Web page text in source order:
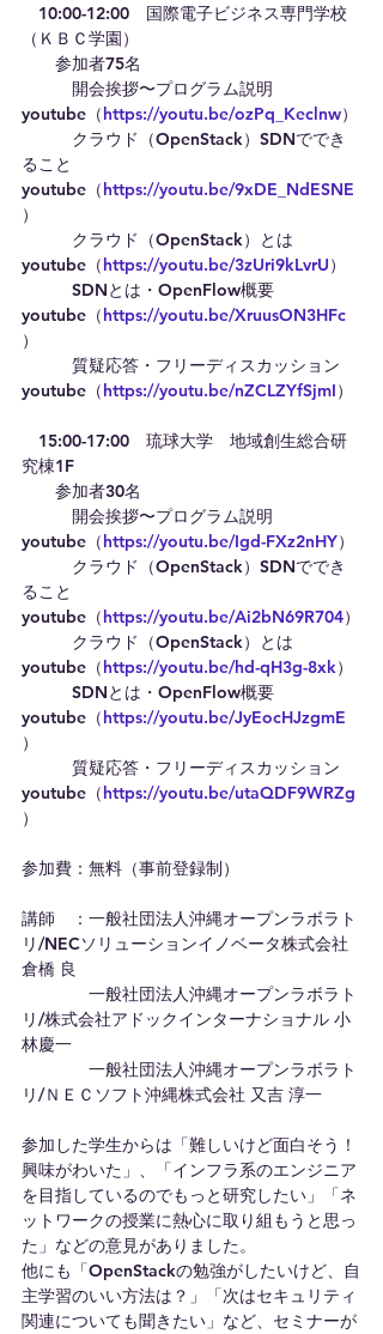
10:00-12:00　国際電子ビジネス専門学校
（ＫＢＣ学園）
参加者75名
開会挨拶〜プログラム説明
youtube（https://youtu.be/ozPq_Keclnw）
クラウド（OpenStack）SDNででき
ること
youtube（https://youtu.be/9xDE_NdESNE
）
クラウド（OpenStack）とは
youtube（https://youtu.be/3zUri9kLvrU）
SDNとは・OpenFlow概要
youtube（https://youtu.be/XruusON3HFc
）
質疑応答・フリーディスカッション
youtube（https://youtu.be/nZCLZYfSjmI）
15:00-17:00　琉球大学　地域創生総合研
究棟1F
参加者30名
開会挨拶〜プログラム説明
youtube（https://youtu.be/Igd-FXz2nHY）
クラウド（OpenStack）SDNででき
ること
youtube（https://youtu.be/Ai2bN69R704）
クラウド（OpenStack）とは
youtube（https://youtu.be/hd-qH3g-8xk）
SDNとは・OpenFlow概要
youtube（https://youtu.be/JyEocHJzgmE
）
質疑応答・フリーディスカッション
youtube（https://youtu.be/utaQDF9WRZg
）
参加費：無料（事前登録制）
講師　：一般社団法人沖縄オープンラボラト
リ/NECソリューションイノベータ株式会社
倉橋 良
一般社団法人沖縄オープンラボラト
リ/株式会社アドックインターナショナル 小
林慶一
一般社団法人沖縄オープンラボラト
リ/ＮＥＣソフト沖縄株式会社 又吉 淳一
参加した学生からは「難しいけど面白そう！
興味がわいた」、「インフラ系のエンジニア
を目指しているのでもっと研究したい」「ネ
ットワークの授業に熱心に取り組もうと思っ
た」などの意見がありました。
他にも「OpenStackの勉強がしたいけど、自
主学習のいい方法は？」「次はセキュリティ
関連についても聞きたい」など、セミナーが